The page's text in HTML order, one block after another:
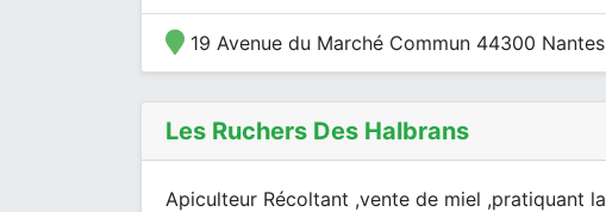
19 Avenue du Marché Commun 44300
Les Ruchers Des Halbrans
Apiculteur Récoltant ,vente de miel ,pratiquant